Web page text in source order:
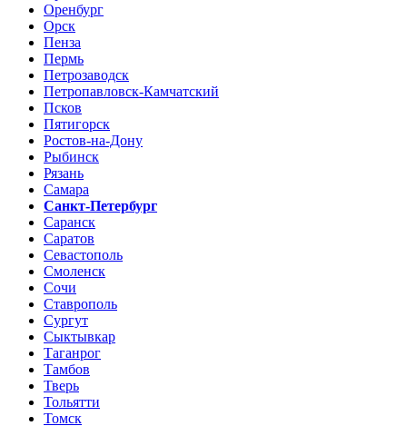
Оренбург
Орск
Пенза
Пермь
Петрозаводск
Петропавловск-Камчатский
Псков
Пятигорск
Ростов-на-Дону
Рыбинск
Рязань
Самара
Санкт-Петербург
Саранск
Саратов
Севастополь
Смоленск
Сочи
Ставрополь
Сургут
Сыктывкар
Таганрог
Тамбов
Тверь
Тольятти
Томск